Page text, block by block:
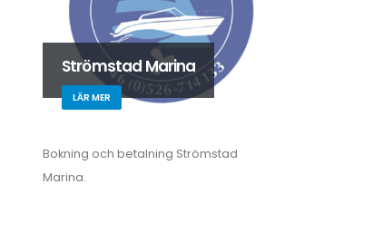
Strömstad Marina
LÄR MER
Bokning och betalning Strömstad
Marina.